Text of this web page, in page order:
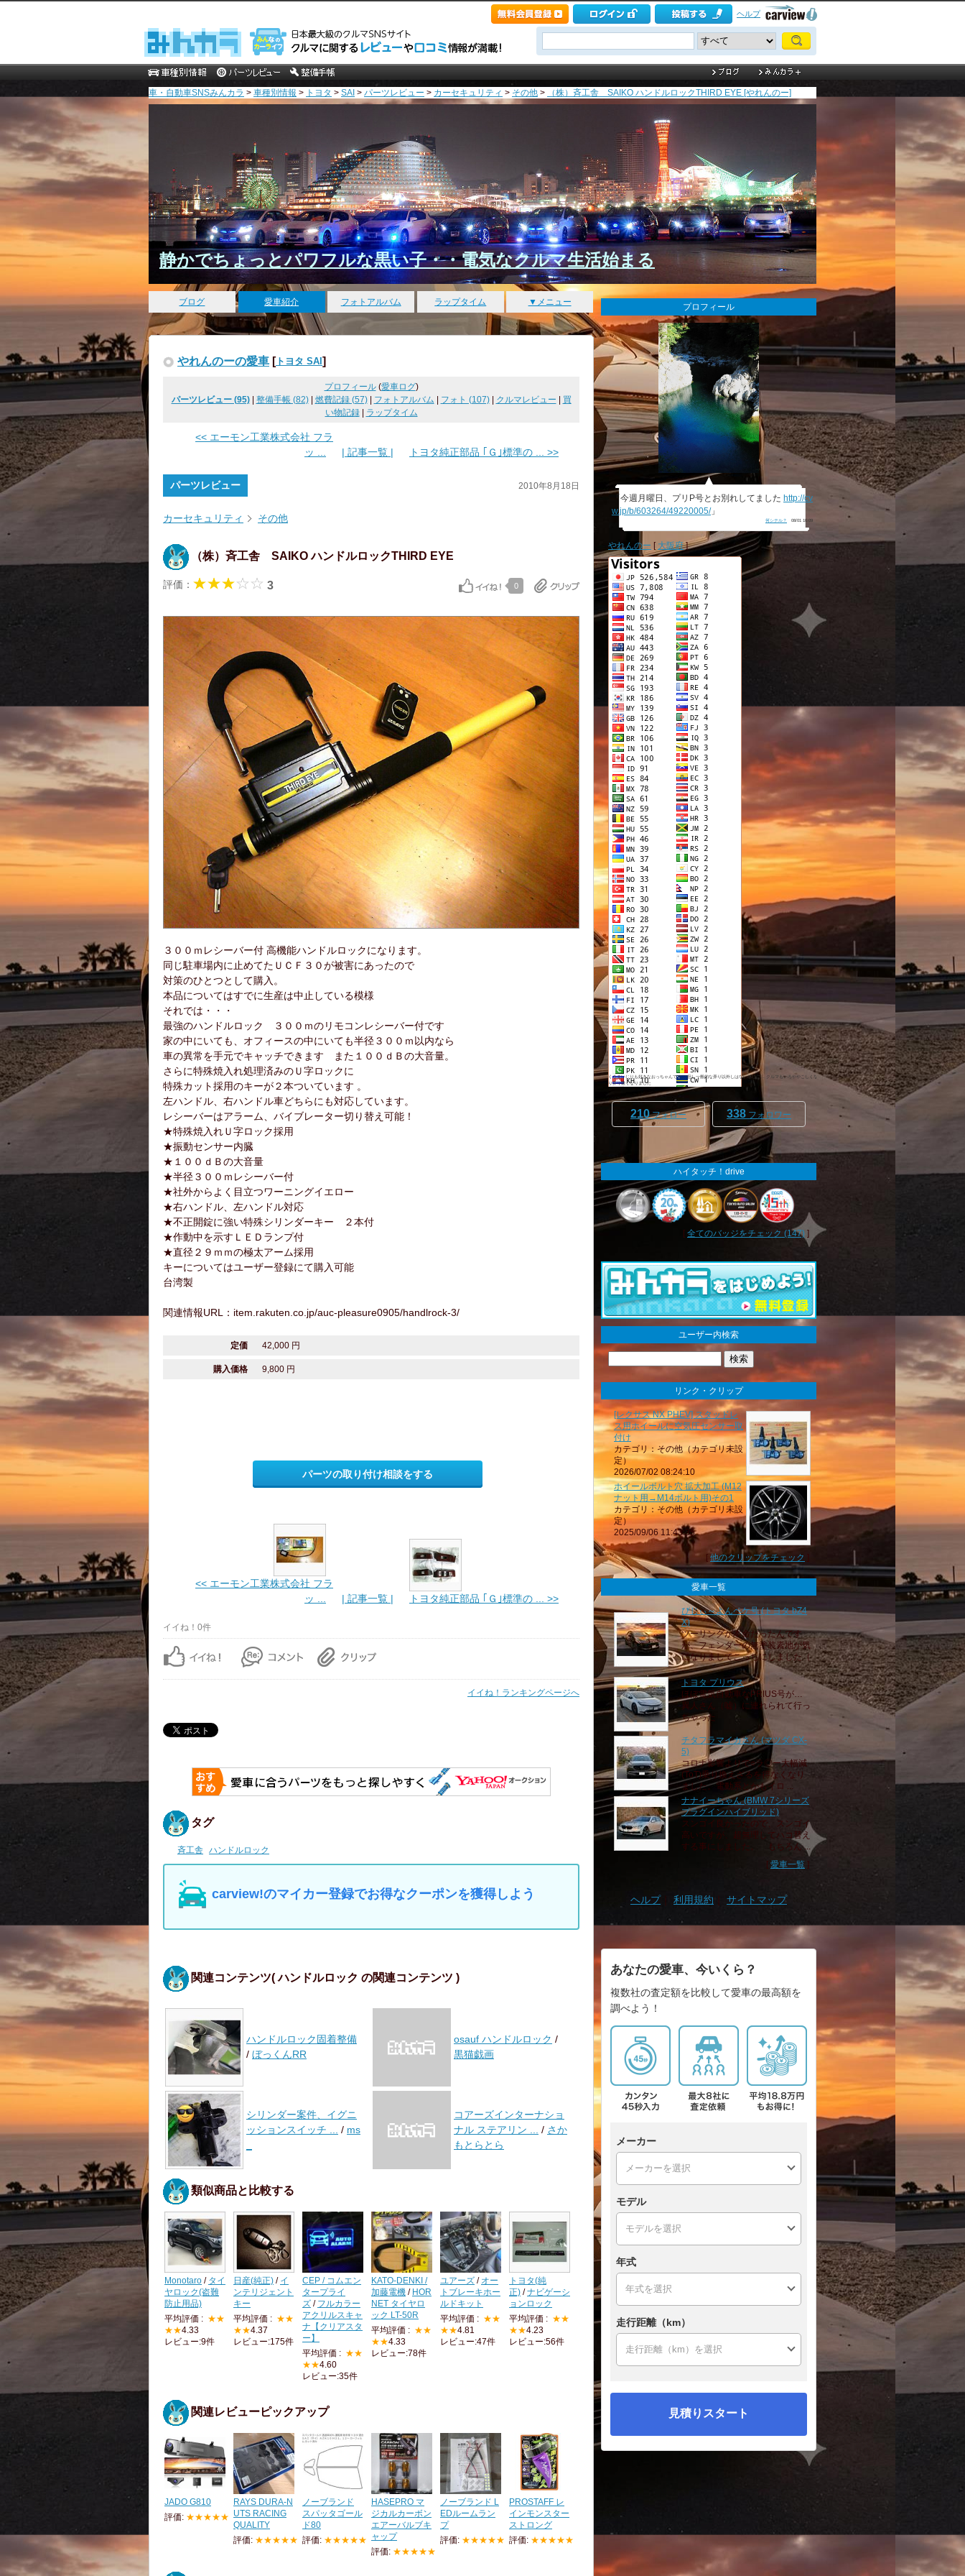
ヘルプ
車・自動車SNSみんカラ > 車種別情報 > トヨタ > SAI > パーツレビュー > カーセキュリティ > その他 > （株）斉工舎 SAIKO ハンドルロックTHIRD EYE [やれんのー]
静かでちょっとパワフルな黒い子・・電気なクルマ生活始まる
ブログ 愛車紹介 フォトアルバム ラップタイム ▼メニュー
やれんのーの愛車 [ トヨタ SAI ]
プロフィール(愛車ログ)
パーツレビュー (95)| 整備手帳 (82)| 燃費記録 (57)| フォトアルバム フォト (107)| クルマレビュー
買
い物記録| ラップタイム
<< エーモン工業株式会社 フラ
ッ ...
| 記事一覧 | トヨタ純正部品 ｢Ｇ｣標準の ... >>
パーツレビュー 2010年8月18日
カーセキュリティ その他
（株）斉工舎 SAIKO ハンドルロックTHIRD EYE
評価： 3 0
３００ｍレシーバー付 高機能ハンドルロックになります。
同じ駐車場内に止めてたＵＣＦ３０が被害にあったので
対策のひとつとして購入。
本品についてはすでに生産は中止している模様
それでは・・・
最強のハンドルロック ３００ｍのリモコンレシーバー付です
家の中にいても、オフィースの中にいても半径３００ｍ以内なら
車の異常を手元でキャッチできます また１００ｄＢの大音量。
さらに特殊焼入れ処理済みのＵ字ロックに
特殊カット採用のキーが２本ついています 。
左ハンドル、右ハンドル車どちらにも対応しています。
レシーバーはアラーム、バイブレーター切り替え可能！
★特殊焼入れＵ字ロック採用
★振動センサー内臓
★１００ｄＢの大音量
★半径３００ｍレシーバー付
★社外からよく目立つワーニングイエロー
★右ハンドル、左ハンドル対応
★不正開錠に強い特殊シリンダーキー ２本付
★作動中を示すＬＥＤランプ付
★直径２９ｍｍの極太アーム採用
キーについてはユーザー登録にて購入可能
台湾製
関連情報URL：item.rakuten.co.jp/auc-pleasure0905/handlrock-3/
定価 42,000 円
購入価格 9,800 円
パーツの取り付け相談をする
<< エーモン工業株式会社 フラ
ッ ...
| 記事一覧 | トヨタ純正部品 ｢Ｇ｣標準の ... >>
イイね！0件
イイね！ランキングページへ
タグ
斉工舎 ハンドルロック
carview!のマイカー登録でお得なクーポンを獲得しよう
関連コンテンツ( ハンドルロック の関連コンテンツ )
ハンドルロック固着整備
/ ぼっくんRR
osauf ハンドルロック /
黒猫戯画
シリンダー案件、イグニ
ッションスイッチ ...
/ ms
コアーズインターナショ
ナル ステアリン ...
/ さか
もとらとら
類似商品と比較する
Monotaro / タイ
ヤロック(盗難
防止用品)
平均評価 : ★★
★★4.33
レビュー:9件
日産(純正) / イ
ンテリジェント
キー
平均評価 : ★★
★★4.37
レビュー:175件
CEP / コムエン
タープライ
ズ / フルカラー
アクリルスキャ
ナ【クリアスタ
ー】
平均評価 : ★★
★★4.60
レビュー:35件
KATO-DENKI /
加藤電機 / HOR
NET タイヤロ
ック LT-50R
平均評価 : ★★
★★4.33
レビュー:78件
ユアーズ / オー
トブレーキホー
ルドキット
平均評価 : ★★
★★4.81
レビュー:47件
トヨタ(純
正) /ナビゲーシ
ョンロック
平均評価 : ★★
★★4.23
レビュー:56件
関連レビューピックアップ
JADO G810
評価: ★★★★★
RAYS DURA-N
UTS RACING
QUALITY
評価: ★★★★★
ノーブランド
スパッタゴール
ド80
評価: ★★★★★
HASEPRO マ
ジカルカーボン
エアーバルブキ
ャップ
評価: ★★★★★
ノーブランド L
EDルームラン
プ
評価: ★★★★★
PROSTAFF レ
インモンスター
ストロング
評価: ★★★★★
プロフィール
「今週月曜日、プリP号とお別れしてました http://cv
w.jp/b/603264/49220005/」
何シテル？ 08/01 10:09
やれんのー [大阪府]
くるまいじりも好きなおっちゃんです。 但し一般的な弄り以外しはない感じに… クルマもいろややこしくな
り弄り難くなりました
210フォロー 338 フォロワー
ハイタッチ！drive
[ 全てのバッジをチェック (147) ]
ユーザー内検索
リンク・クリップ
[レクサス NX PHEV] スタッドレ
ス用ホイールに空気圧センサー取
付け
カテゴリ：その他（カテゴリ未設
定）
2026/07/02 08:24:10
ホイールボルト穴 拡大加工 (M12
ナット用→M14ボルト用)その1
カテゴリ：その他（カテゴリ未設
定）
2025/09/06 11:43:35
[ 他のクリップをチェック
愛車一覧
びじぃ～よんペケ号 (トヨタ bZ4
X)
ツーリングが本命だったんです
が、フェンダーの無塗装素地が気
になりましてこっちにしました（
...
トヨタ プリウス
ほぼ電気自動車なPRIUS号が…
異人さん（嘘）に連れられて行っ
ちゃった
チタフラマイカさん (マツダ CX-
5)
コロナ影響よりで○ラ◎ー大幅減
(ToT)乗り換えざるを得なくなり
ました。電動系とかもイロ ...
ナナイーちゃん (BMW 7シリーズ
プラグインハイブリッド)
スンゴイ良かったので、スンゴイ
高いですが、超無理してハコ替え
する事にしました。 もちろん ...
愛車一覧
ヘルプ｜ 利用規約 サイトマップ
あなたの愛車、今いくら？
複数社の査定額を比較して愛車の最高額を
調べよう！
メーカー
モデル
年式
走行距離（km）
見積りスタート